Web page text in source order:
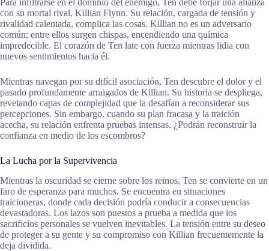
Para infiltrarse en el dominio del enemigo, Ten debe forjar una alianza
con su mortal rival, Killian Flynn. Su relación, cargada de tensión y
rivalidad calentada, complica las cosas. Killian no es un adversario
común; entre ellos surgen chispas, encendiendo una química
impredecible. El corazón de Ten late con fuerza mientras lidia con
nuevos sentimientos hacia él.
Mientras navegan por su difícil asociación, Ten descubre el dolor y el
pasado profundamente arraigados de Killian. Su historia se despliega,
revelando capas de complejidad que la desafían a reconsiderar sus
percepciones. Sin embargo, cuando su plan fracasa y la traición
acecha, su relación enfrenta pruebas intensas. ¿Podrán reconstruir la
confianza en medio de los escombros?
La Lucha por la Supervivencia
Mientras la oscuridad se cierne sobre los reinos, Ten se convierte en un
faro de esperanza para muchos. Se encuentra en situaciones
traicioneras, donde cada decisión podría conducir a consecuencias
devastadoras. Los lazos son puestos a prueba a medida que los
sacrificios personales se vuelven inevitables. La tensión entre su deseo
de proteger a su gente y su compromiso con Killian frecuentemente la
deja dividida.